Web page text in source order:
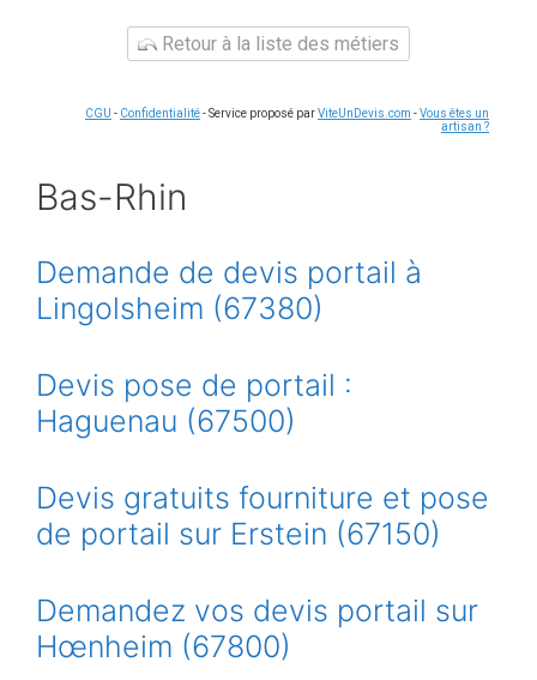
Retour à la liste des métiers
CGU - Confidentialité- Service proposé parViteUnDevis.com -Vous êtes un
artisan ?
Bas-Rhin
Demande de devis portail à
Lingolsheim (67380)
Devis pose de portail :
Haguenau (67500)
Devis gratuits fourniture et pose
de portail sur Erstein (67150)
Demandez vos devis portail sur
Hœnheim (67800)